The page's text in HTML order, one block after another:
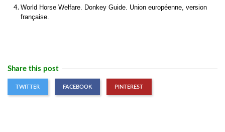
World Horse Welfare. Donkey Guide. Union européenne, version
française.
Share this post
TWITTER FACEBOOK PINTEREST